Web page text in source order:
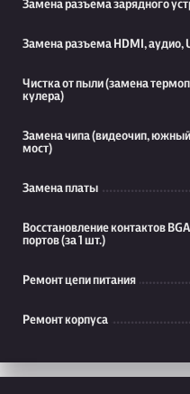
Замена разъема зарядного
Замена разъема HDMI, аудио,
Чистка от пыли (замена
кулера)
Замена чипа (видеочип,
мост)
Замена платы
Восстановление контактов
портов (за 1 шт.)
Ремонт цепи питания
Ремонт корпуса